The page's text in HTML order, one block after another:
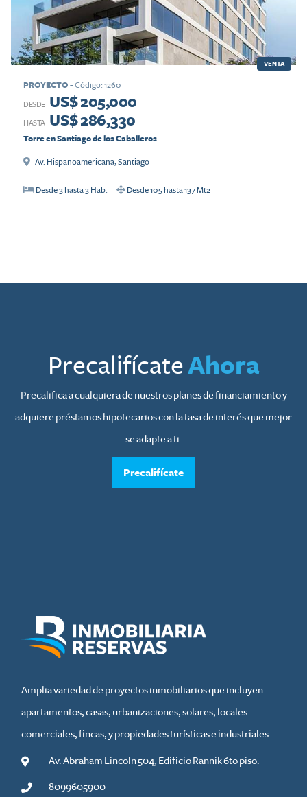
VENTA
PROYECTO -Código: 1260
DESDE US$ 205,000
HASTA US$ 286,330
Torre en Santiago de los Caballeros
Av. Hispanoamericana,Santiago
Desde3 hasta 3 Hab. Desde105 hasta 137Mt2
PrecalifícateAhora
Precalifica a cualquiera de nuestros planes de financiamiento y
adquiere préstamos hipotecarios con la tasa de interés que mejor
se adapte a ti.
Precalifícate
Amplia variedad de proyectos inmobiliarios que incluyen
apartamentos, casas, urbanizaciones, solares, locales
comerciales, fincas, y propiedades turísticas e industriales.
Av. Abraham Lincoln 504, Edificio Rannik 6to piso.
8099605900